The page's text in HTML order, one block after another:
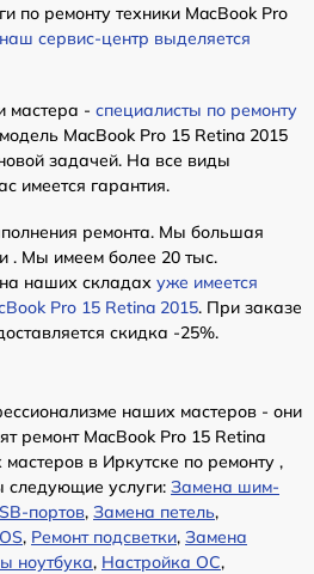
по ремонту техники MacBook Pro
наш сервис-центр выделяется
мастера - специалисты по ремонту
MacBook Pro 15 Retina 2015
задачей. На все виды
имеется гарантия.
ремонта. Мы большая
. Мы имеем более 20 тыс.
наших складах уже имеется
Pro 15 Retina 2015. При заказе
скидка -25%.
наших мастеров - они
ремонт MacBook Pro 15 Retina
в Иркутске по ремонту ,
следующие услуги: Замена шим-
портов, Замена петель,
, Ремонт подсветки, Замена
ноутбука, Настройка ОС,